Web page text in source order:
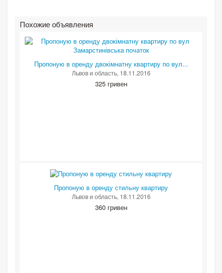
Похожие объявления
Пропоную в оренду двокімнатну квартиру по вул...
Львов и область, 18.11.2016
325 гривен
Пропоную в оренду стильну квартиру
Львов и область, 18.11.2016
360 гривен